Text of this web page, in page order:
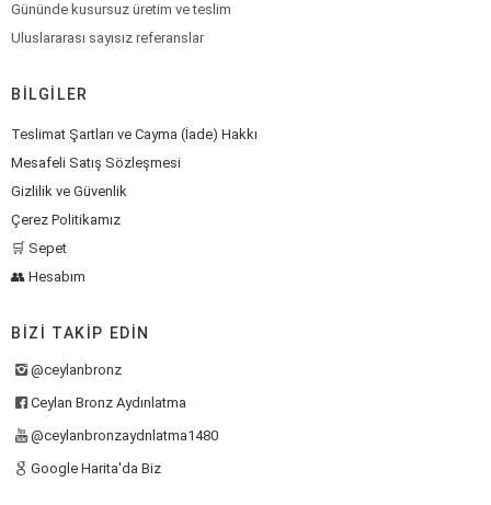
Gününde kusursuz üretim ve teslim
Uluslararası sayısız referanslar
BILGILER
Teslimat Şartları ve Cayma (İade) Hakkı
Mesafeli Satış Sözleşmesi
Gizlilik ve Güvenlik
Çerez Politikamız
🛒 Sepet
👥 Hesabım
BIZI TAKIP EDIN
@ceylanbronz
Ceylan Bronz Aydınlatma
@ceylanbronzaydnlatma1480
Google Harita'da Biz